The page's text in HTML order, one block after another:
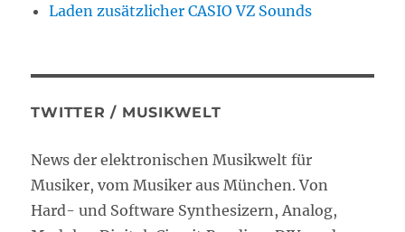
Laden zusätzlicher CASIO VZ Sounds
TWITTER / MUSIKWELT
News der elektronischen Musikwelt für
Musiker, vom Musiker aus München. Von
Hard- und Software Synthesizern, Analog,